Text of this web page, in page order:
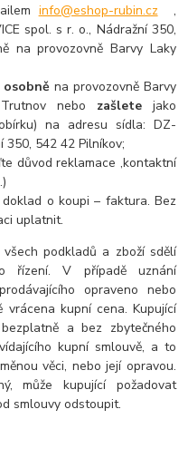
info@eshop-rubin.cz,
spol. s r. o., Nádražní 350,
na provozovně Barvy Laky
na provozovně Barvy
nebo zašletejako
na adresu sídla: DZ-
350, 542 42 Pilníkov;
důvod reklamace ,kontaktní
o koupi – faktura. Bez
uplatnit.
podkladů a zboží sdělí
řízení. V případě uznání
opraveno nebo
vrácena kupní cena. Kupující
a bez zbytečného
kupní smlouvě, a to
věci, nebo její opravou.
může kupující požadovat
smlouvy odstoupit.